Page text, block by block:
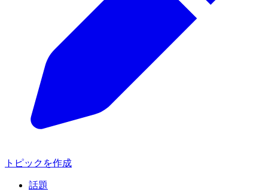
トピックを作成
話題